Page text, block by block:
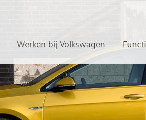
Werken bij Volkswagen